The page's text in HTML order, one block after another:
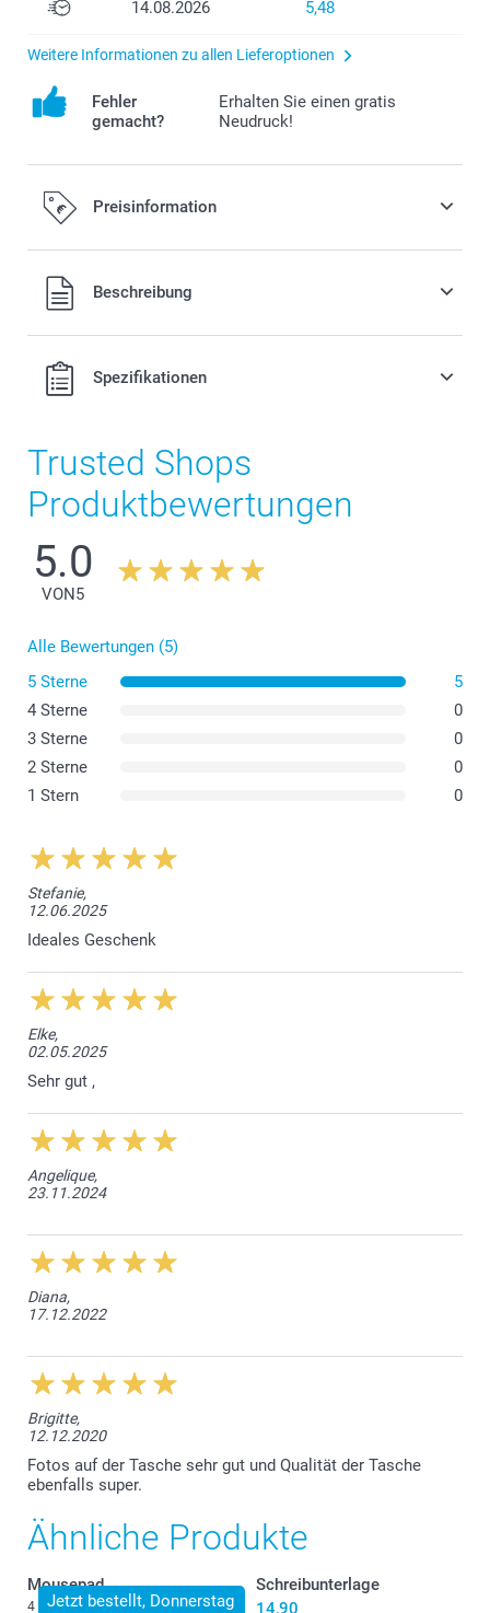
14.08.2026 5,48
Weitere Informationen zu allen Lieferoptionen
Fehler
gemacht?
Erhalten Sie einen gratis
Neudruck!
Preisinformation
Alle Preise verstehen sich in EURO (€) inkl. MwSt. und zzgl.
Versandkosten.Beschreibung
Spezifikationen
Trusted Shops
Produktbewertungen
5.0
VON5
Alle Bewertungen (5)
5 Sterne
5
4 Sterne
0
3 Sterne
0
2 Sterne
0
1 Stern
0
Stefanie,
12.06.2025
Ideales Geschenk
Elke,
02.05.2025
Sehr gut ,
Angelique,
23.11.2024
Diana,
17.12.2022
Brigitte,
12.12.2020
Fotos auf der Tasche sehr gut und Qualität der Tasche
ebenfalls super.
Ähnliche Produkte
Jetzt bestellt, Donnerstag
Mousepad
4 Varianten
Schreibunterlage
14,90